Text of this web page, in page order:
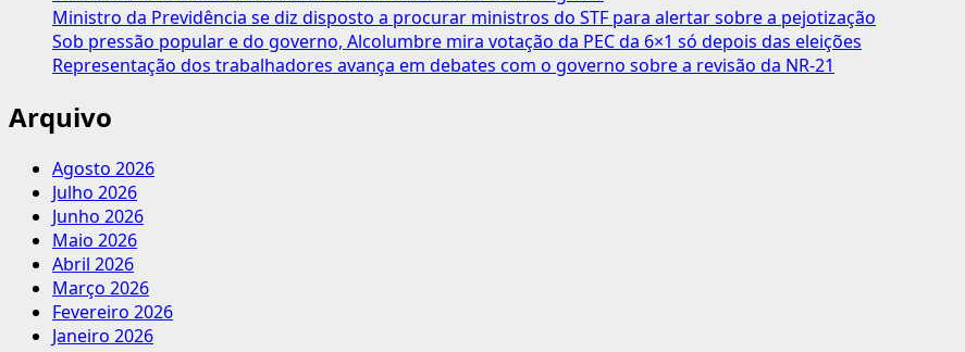
mulher
trabalhadora
em
todo
Ministro da Previdência se diz disposto a procurar ministros do STF para alertar sobre a pejotização
Sob pressão popular e do governo, Alcolumbre mira votação da PEC da 6×1 só depois das eleições
Representação dos trabalhadores avança em debates com o governo sobre a revisão da NR-21
Arquivo
Agosto 2026
Julho 2026
Junho 2026
Maio 2026
Abril 2026
Março 2026
Fevereiro 2026
Janeiro 2026